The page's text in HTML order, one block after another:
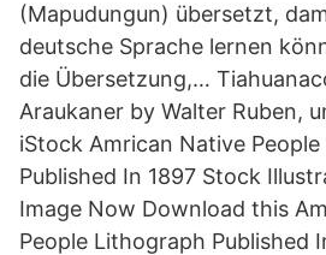
(Mapudungun) übersetzt,
deutsche Sprache lernen
die Übersetzung,…
Araukaner by Walter Ruben,
iStock Amrican Native
Published In 1897 Stock
Image Now Download this
People Lithograph Published